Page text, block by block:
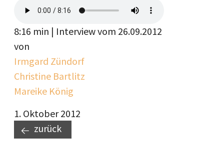
8:16 min | Interview vom 26.09.2012
von
Irmgard Zündorf
Christine Bartlitz
Mareike König
1. Oktober 2012
zurück